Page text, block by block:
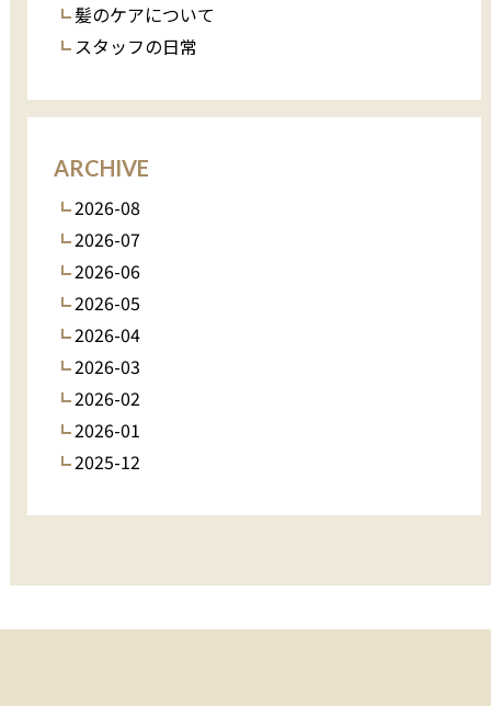
髪のケアについて
スタッフの日常
ARCHIVE
2026-08
2026-07
2026-06
2026-05
2026-04
2026-03
2026-02
2026-01
2025-12